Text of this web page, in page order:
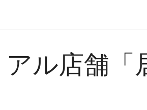
ル店舗「